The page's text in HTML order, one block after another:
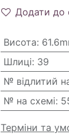
Додати до
Висота:
Шлиці: 39
№ відлитий
№ на схемі:
Терміни та